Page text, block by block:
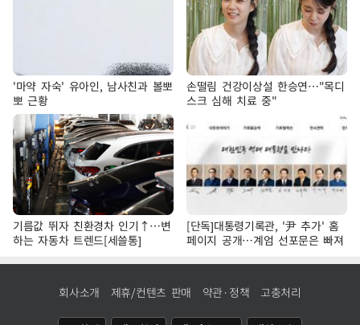
'마약 자숙' 유아인, 남사친과 볼뽀
뽀 근황
손떨림 건강이상설 한승연…"목디
스크 심해 치료 중"
기름값 뛰자 친환경차 인기↑…변
하는 자동차 트렌드[세쓸통]
[단독]대통령기록관, '尹 추가' 홈
페이지 공개…계엄 선포문은 빠져
회사소개 제휴/컨텐츠 판매 약관·정책 고충처리